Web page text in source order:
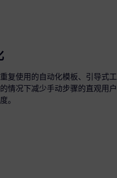
复使用的自动化模板、引导式工
情况下减少手动步骤的直观用户
。